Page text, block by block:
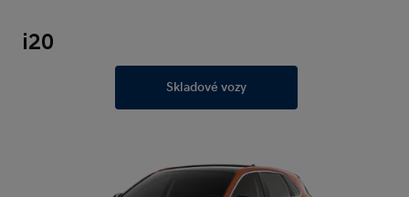
i20
Skladové vozy